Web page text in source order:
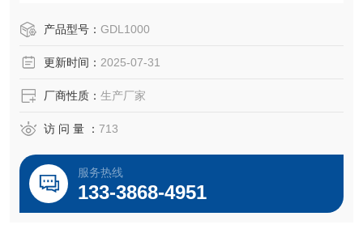
化泵由于转子高速旋转所产生的高切线速度和高频机械效应
产品型号： GDL1000
更新时间： 2025-07-31
厂商性质： 生产厂家
访 问 量 ： 713
服务热线
133-3868-4951